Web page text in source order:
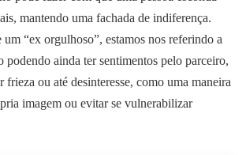
mantendo uma fachada de indiferença.
“ex orgulhoso”, estamos nos referindo a
podendo ainda ter sentimentos pelo parceiro,
frieza ou até desinteresse, como uma maneira
imagem ou evitar se vulnerabilizar